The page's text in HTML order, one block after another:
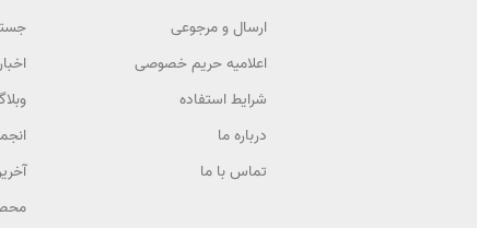
ارسال و مرجوعی
اعلامیه حریم خصوصی
شرایط استفاده
درباره ما
تماس با ما